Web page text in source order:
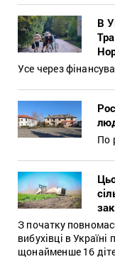
В
Усе через
По
З початку
вибухівці в
щонайменше 16